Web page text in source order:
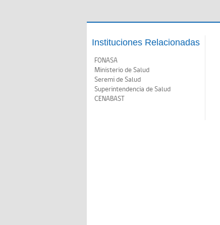
Instituciones Relacionadas
FONASA
Ministerio de Salud
Seremi de Salud
Superintendencia de Salud
CENABAST